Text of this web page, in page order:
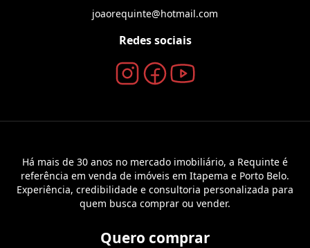
joaorequinte@hotmail.com
Redes sociais
Há mais de 30 anos no mercado imobiliário, a Requinte é
referência em venda de imóveis em Itapema e Porto Belo.
Experiência, credibilidade e consultoria personalizada para
quem busca comprar ou vender.
Quero comprar